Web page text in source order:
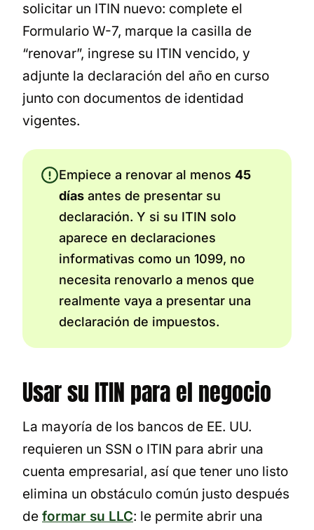
solicitar un ITIN nuevo: complete el
Formulario W-7, marque la casilla de
“renovar”, ingrese su ITIN vencido, y
adjunte la declaración del año en curso
junto con documentos de identidad
vigentes.
Empiece a renovar al menos 45
días antes de presentar su
declaración. Y si su ITIN solo
aparece en declaraciones
informativas como un 1099, no
necesita renovarlo a menos que
realmente vaya a presentar una
declaración de impuestos.
Usar su ITIN para el negocio
La mayoría de los bancos de EE. UU.
requieren un SSN o ITIN para abrir una
cuenta empresarial, así que tener uno listo
elimina un obstáculo común justo después
de formar su LLC: le permite abrir una